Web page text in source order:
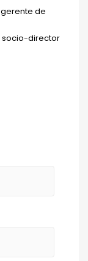
de
socio-director